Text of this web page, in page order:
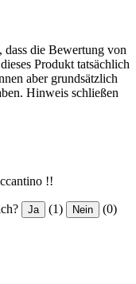
die Bewertung von
Produkt tatsächlich
aber grundsätzlich
Hinweis schließen
!!
Ja (1) Nein (0)